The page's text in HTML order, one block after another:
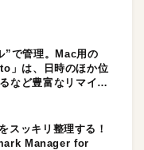
”で管理。Mac用の
」は、日時のほか位
など豊富なリマイン
スッキリ整理する！
Manager for